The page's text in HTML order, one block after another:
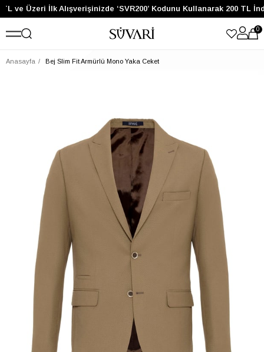
ve Üzeri İlk Alışverişinizde ‘SVR200’ Kodunu Kullanarak 200 TL
0
Anasayfa Bej Slim Fit Armürlü Mono Yaka Ceket